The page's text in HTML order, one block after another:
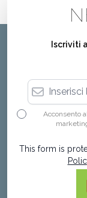
Iscriviti
Acconsento
This form is